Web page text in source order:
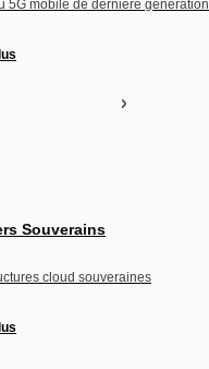
5G mobile de dernière génération
Souverains
cloud souveraines